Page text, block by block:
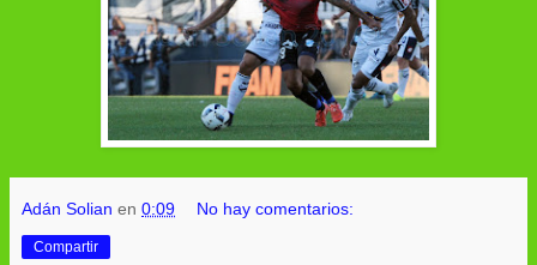
Adán Solian en 0:09 No hay comentarios:
Compartir